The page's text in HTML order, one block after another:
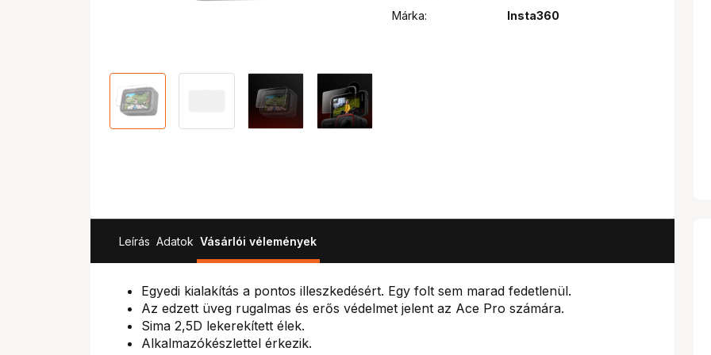
Márka:
Insta360
Leírás Adatok Vásárlói vélemények
Egyedi kialakítás a pontos illeszkedésért. Egy folt sem marad fedetlenül.
Az edzett üveg rugalmas és erős védelmet jelent az Ace Pro számára.
Sima 2,5D lekerekített élek.
Alkalmazókészlettel érkezik.